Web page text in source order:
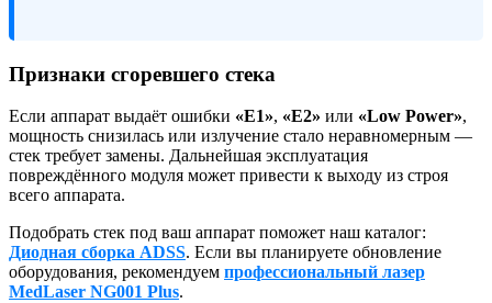
Признаки сгоревшего стека
Если аппарат выдаёт ошибки «E1», «E2» или «Low Power»,
мощность снизилась или излучение стало неравномерным —
стек требует замены. Дальнейшая эксплуатация
повреждённого модуля может привести к выходу из строя
всего аппарата.
Подобрать стек под ваш аппарат поможет наш каталог:
Диодная сборка ADSS. Если вы планируете обновление
оборудования, рекомендуем профессиональный лазер
MedLaser NG001 Plus.